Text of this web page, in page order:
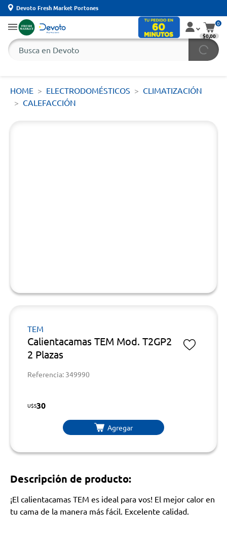
Devoto Fresh Market Portones
0
$0,00
HOME ELECTRODOMÉSTICOS
CLIMATIZACIÓN
CALEFACCIÓN
TEM
Calientacamas TEM Mod. T2GP2
2 Plazas
Referencia: 349990
U$S30
Agregar
Descripción de producto:
¡El calientacamas TEM es ideal para vos! El mejor calor en
tu cama de la manera más fácil. Excelente calidad.